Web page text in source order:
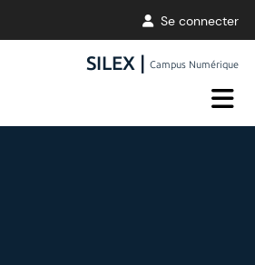
Se connecter
SILEX |Campus Numérique